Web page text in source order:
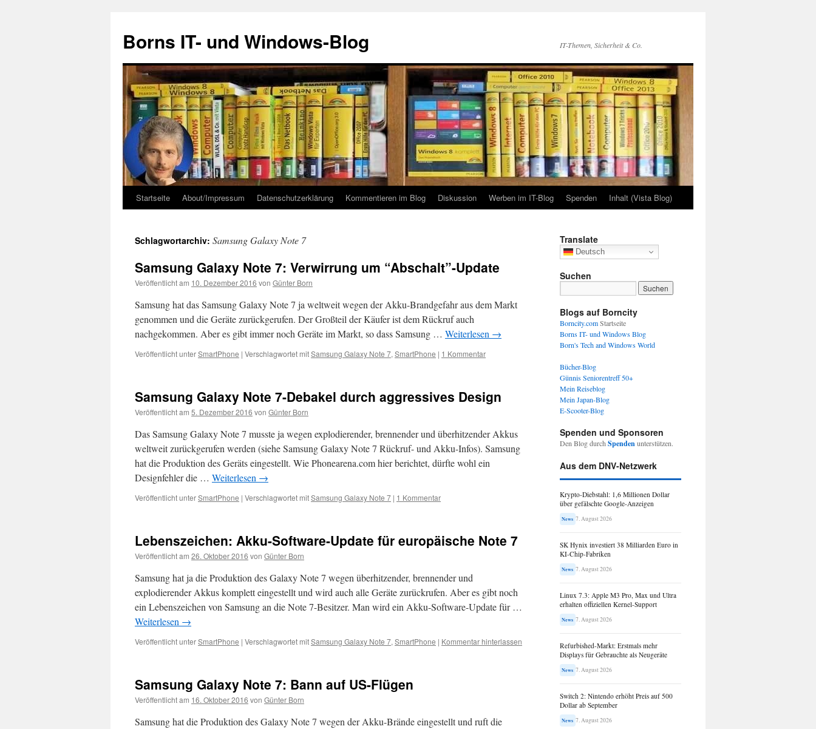
springen
Borns IT- und Windows-Blog IT-Themen, Sicherheit & Co.
Startseite About/Impressum Datenschutzerklärung Kommentieren im Blog Diskussion Werben im IT-Blog Spenden Inhalt (Vista Blog)
Schlagwortarchiv: Samsung Galaxy Note 7
Samsung Galaxy Note 7: Verwirrung um “Abschalt”-Update
Veröffentlicht am 10. Dezember 2016 von Günter Born
Samsung hat das Samsung Galaxy Note 7 ja weltweit wegen der Akku-Brandgefahr aus dem Markt
genommen und die Geräte zurückgerufen. Der Großteil der Käufer ist dem Rückruf auch
nachgekommen. Aber es gibt immer noch Geräte im Markt, so dass Samsung … Weiterlesen →
Veröffentlicht unterSmartPhone | Verschlagwortet mitSamsung Galaxy Note 7, SmartPhone | 1 Kommentar
Samsung Galaxy Note 7-Debakel durch aggressives Design
Veröffentlicht am 5. Dezember 2016 von Günter Born
Das Samsung Galaxy Note 7 musste ja wegen explodierender, brennender und überhitzender Akkus
weltweit zurückgerufen werden (siehe Samsung Galaxy Note 7 Rückruf- und Akku-Infos). Samsung
hat die Produktion des Geräts eingestellt. Wie Phonearena.com hier berichtet, dürfte wohl ein
Designfehler die … Weiterlesen →
Veröffentlicht unterSmartPhone | Verschlagwortet mitSamsung Galaxy Note 7 | 1 Kommentar
Lebenszeichen: Akku-Software-Update für europäische Note 7
Veröffentlicht am 26. Oktober 2016 von Günter Born
Samsung hat ja die Produktion des Galaxy Note 7 wegen überhitzender, brennender und
explodierender Akkus komplett eingestellt und wird auch alle Geräte zurückrufen. Aber es gibt noch
ein Lebenszeichen von Samsung an die Note 7-Besitzer. Man wird ein Akku-Software-Update für …
Weiterlesen →
Veröffentlicht unterSmartPhone | Verschlagwortet mitSamsung Galaxy Note 7, SmartPhone | Kommentar hinterlassen
Samsung Galaxy Note 7: Bann auf US-Flügen
Veröffentlicht am 16. Oktober 2016 von Günter Born
Samsung hat die Produktion des Galaxy Note 7 wegen der Akku-Brände eingestellt und ruft die
Translate
Deutsch
Suchen
Blogs auf Borncity
Borncity.comStartseite
Borns IT- und Windows Blog
Born's Tech and Windows World
Bücher-Blog
Günnis Seniorentreff 50+
Mein Reiseblog
Mein Japan-Blog
E-Scooter-Blog
Spenden und Sponsoren
Den Blog durch Spendenunterstützen.
Aus dem DNV-Netzwerk
Krypto-Diebstahl: 1,6 Millionen Dollar
über gefälschte Google-Anzeigen
News 7. August 2026
SK Hynix investiert 38 Milliarden Euro in
KI-Chip-Fabriken
News 7. August 2026
Linux 7.3: Apple M3 Pro, Max und Ultra
erhalten offiziellen Kernel-Support
News 7. August 2026
Refurbished-Markt: Erstmals mehr
Displays für Gebrauchte als Neugeräte
News 7. August 2026
Switch 2: Nintendo erhöht Preis auf 500
Dollar ab September
News 7. August 2026